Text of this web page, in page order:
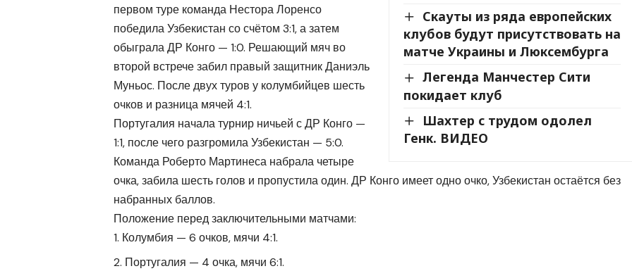
Скауты из ряда европейских
клубов будут присутствовать на
матче Украины и Люксембурга
Легенда Манчестер Сити
покидает клуб
Шахтер с трудом одолел
Генк. ВИДЕО
первом туре команда Нестора Лоренсо
победила Узбекистан со счётом 3:1, а затем
обыграла ДР Конго — 1:0. Решающий мяч во
второй встрече забил правый защитник Даниэль
Муньос. После двух туров у колумбийцев шесть
очков и разница мячей 4:1.
Португалия начала турнир ничьей с ДР Конго —
1:1, после чего разгромила Узбекистан — 5:0.
Команда Роберто Мартинеса набрала четыре
очка, забила шесть голов и пропустила один. ДР Конго имеет одно очко, Узбекистан остаётся без
набранных баллов.
Положение перед заключительными матчами:
Колумбия — 6 очков, мячи 4:1.
Португалия — 4 очка, мячи 6:1.